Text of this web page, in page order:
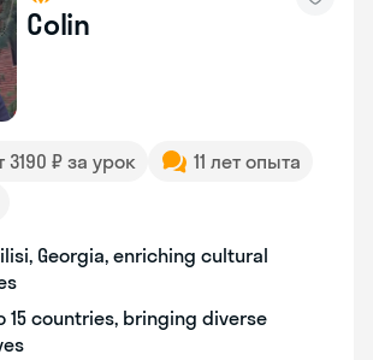
Colin
3190 ₽ за урок
11 лет опыта
Georgia, enriching cultural
15 countries, bringing diverse